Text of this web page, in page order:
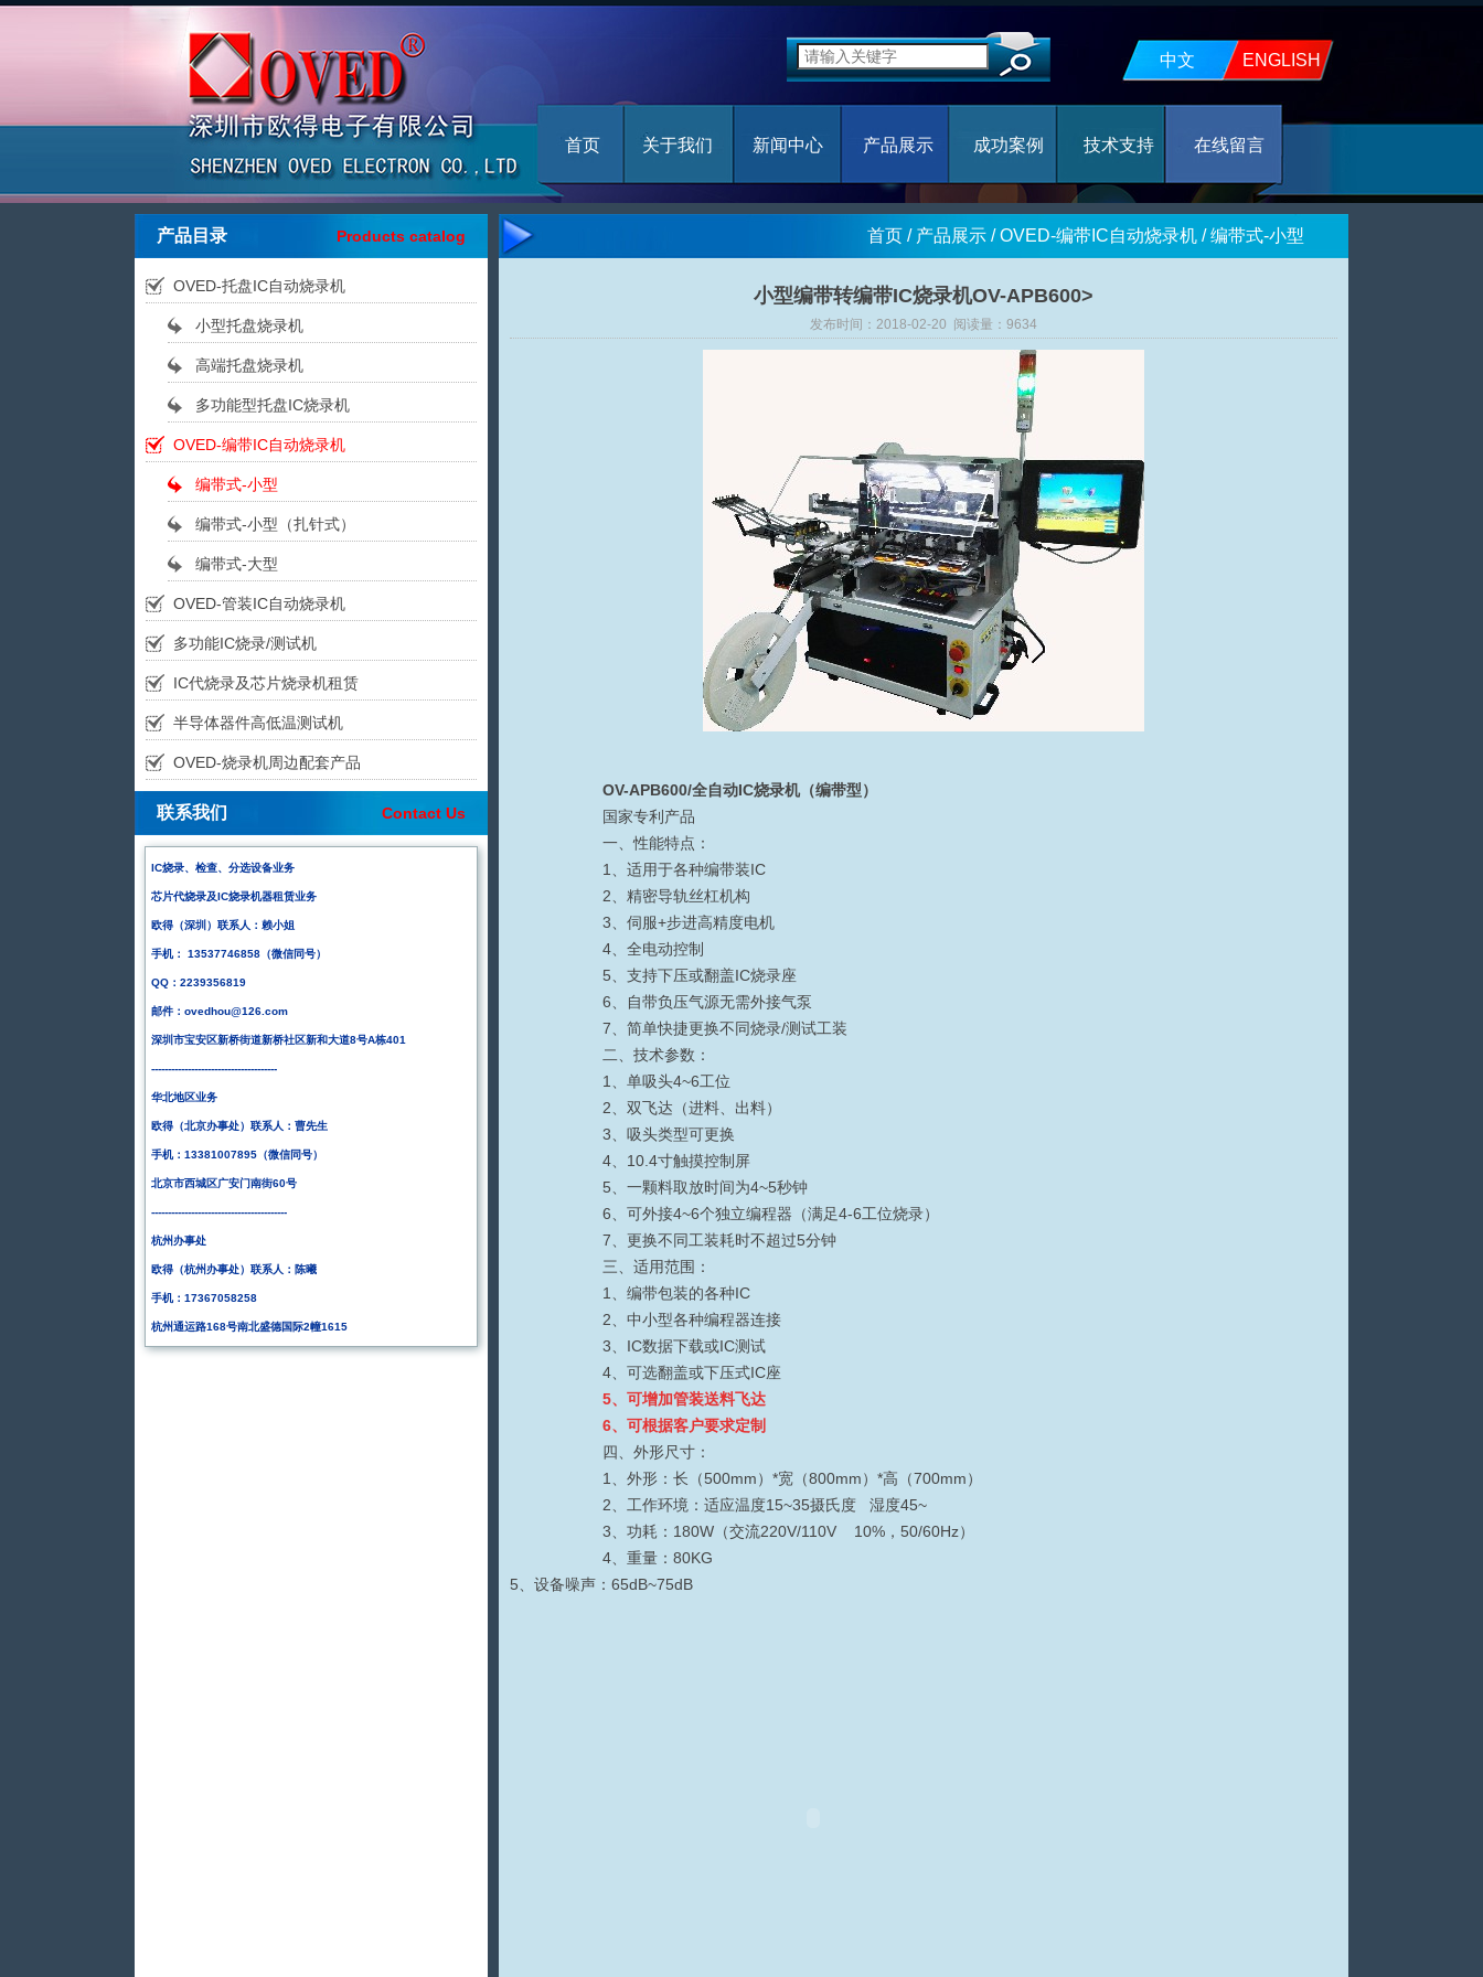
中文 ENGLISH
首页 关于我们 新闻中心 产品展示 成功案例 技术支持 在线留言
产品目录 Products catalog
OVED-托盘IC自动烧录机
小型托盘烧录机
高端托盘烧录机
多功能型托盘IC烧录机
OVED-编带IC自动烧录机
编带式-小型
编带式-小型（扎针式）
编带式-大型
OVED-管装IC自动烧录机
多功能IC烧录/测试机
IC代烧录及芯片烧录机租赁
半导体器件高低温测试机
OVED-烧录机周边配套产品
联系我们 Contact Us
IC烧录、检查、分选设备业务
芯片代烧录及IC烧录机器租赁业务
欧得（深圳）联系人：赖小姐
手机： 13537746858（微信同号）
QQ：2239356819
邮件：ovedhou@126.com
深圳市宝安区新桥街道新桥社区新和大道8号A栋401
--------------------------------------
华北地区业务
欧得（北京办事处）联系人：曹先生
手机：13381007895 （微信同号）
北京市西城区广安门南街60号
-----------------------------------------
杭州办事处
欧得（杭州办事处）联系人：陈曦
手机：17367058258
杭州通运路168号南北盛德国际2幢1615
首页 / 产品展示 /OVED-编带IC自动烧录机 /编带式-小型
小型编带转编带IC烧录机OV-APB600>
发布时间：2018-02-20 阅读量：9634
OV-APB600/全自动IC烧录机（编带型）
国家专利产品
一、性能特点：
1
、适用于各种编带装IC
2 、精密导轨丝杠机构
3 、伺服+步进高精度电机
4 、全电动控制
5 、支持下压或翻盖IC烧录座
6 、自带负压气源无需外接气泵
7
简单快捷更换不同烧录/测试工装
二、技术参数：
1、单吸头4~6工位
2、双飞达（进料、出料）
3、吸头类型可更换
4、10.4寸触摸控制屏
5、一颗料取放时间为4~5秒钟
6、可外接4~6个独立编程器（满足4-6工位烧录）
7、更换不同工装耗时不超过5分钟
三、适用范围：
1、编带包装的各种IC
2、中小型各种编程器连接
3、IC数据下载或IC测试
4、可选翻盖或下压式IC座
5、可增加管装送料飞达
6、可根据客户要求定制
四、外形尺寸：
1
、外形：长（500mm） *宽（800mm） *高（700mm）
2 、工作环境：适应温度15~35摄氏度 湿度45~
3 、功耗： 180W （交流220V/110V 10% ， 50/60Hz）
4 、重量： 80KG
5 、设备噪声： 65dB~75dB